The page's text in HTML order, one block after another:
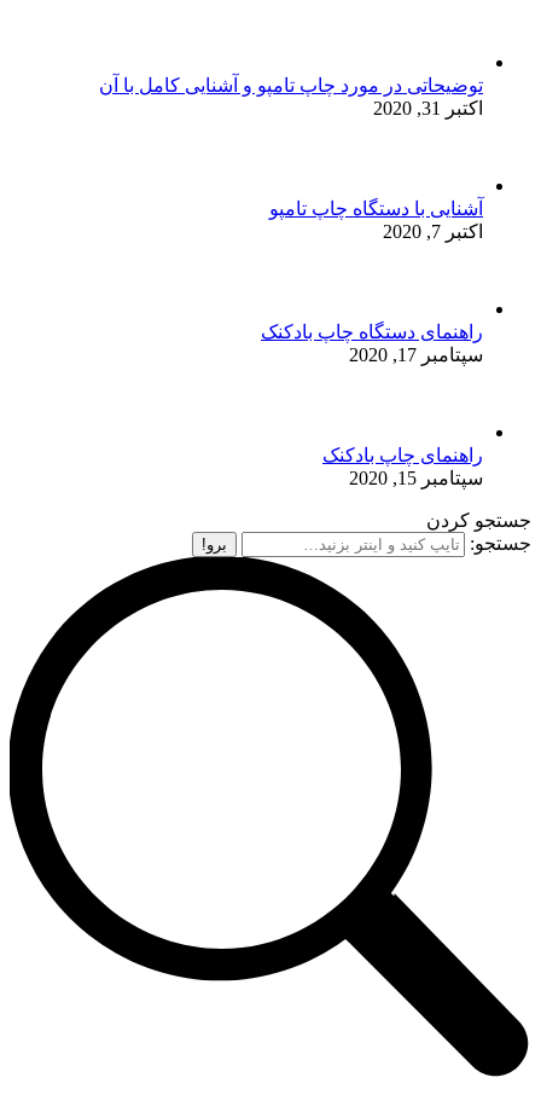
توضیحاتی در مورد چاپ تامپو و آشنایی کامل با آن
اکتبر 31, 2020
آشنایی با دستگاه چاپ تامپو
اکتبر 7, 2020
راهنمای دستگاه چاپ بادکنک
سپتامبر 17, 2020
راهنمای چاپ بادکنک
سپتامبر 15, 2020
جستجو کردن
جستجو: